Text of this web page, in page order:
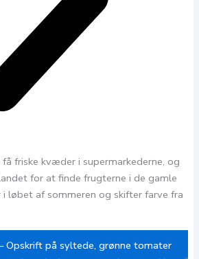
friske kvæder i supermarkederne, og
for at finde frugterne i de gamle
i løbet af sommeren og skifter farve fra
Opskrift på syltede, grønne tomater